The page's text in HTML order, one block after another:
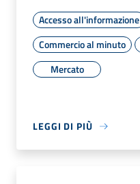
Accesso all'informazione
Commercio al minuto
Mercato
LEGGI DI PIÙ